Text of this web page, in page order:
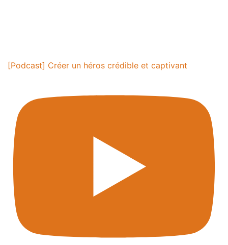
[Podcast] Créer un héros crédible et captivant